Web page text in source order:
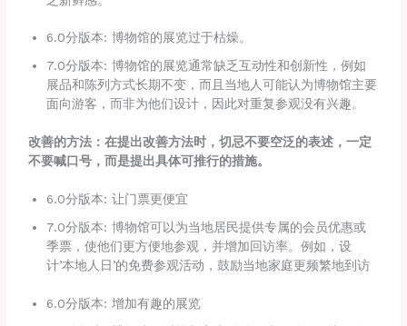
6.0分版本: 博物馆的展览过于枯燥。
7.0分版本: 博物馆的展览通常缺乏互动性和创新性，例如
展品和陈列方式长期不变，而且当地人可能认为博物馆主要
面向游客，而非为他们设计，因此对重复参观没有兴趣。
改善的方法：在提出改善方法时，切忌不要空泛的表述，一定
不要喊口号，而是提出具体可推行的措施。
6.0分版本: 让门票更便宜
7.0分版本: 博物馆可以为当地居民提供专属的会员优惠或
季票，使他们更方便地参观，并增加回访率。例如，设
计’本地人日’的免费参观活动，鼓励当地家庭更频繁地到访
6.0分版本: 增加有趣的展览